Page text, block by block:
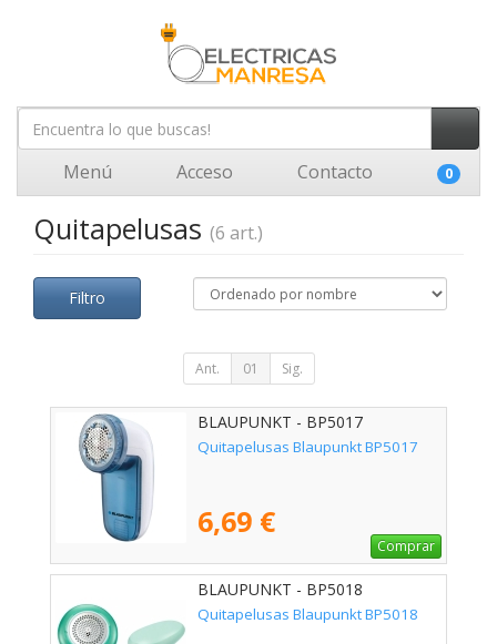
Menú Acceso Contacto 0
Quitapelusas (6 art.)
Filtro
Ant. 01 Sig.
BLAUPUNKT - BP5017
Quitapelusas Blaupunkt BP5017
6,69 €
Comprar
BLAUPUNKT - BP5018
Quitapelusas Blaupunkt BP5018